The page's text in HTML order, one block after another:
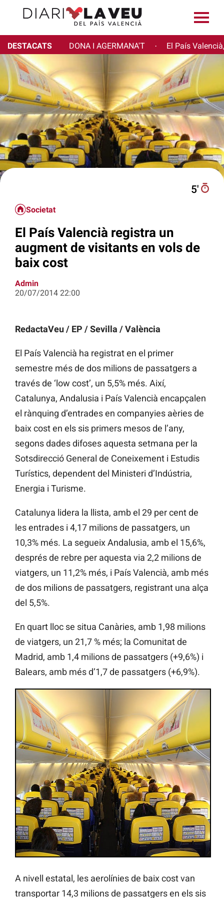
DESTACATS DONA I AGERMANA'T · El País
5′
Societat
El País Valencià registra un
augment de visitants en vols de
baix cost
Admin
20/07/2014 22:00
RedactaVeu / EP / Sevilla / València
El País Valencià ha registrat en el primer
semestre més de dos milions de passatgers a
través de ‘low cost’, un 5,5% més. Així,
Catalunya, Andalusia i País Valencià encapçalen
el rànquing d’entrades en companyies aèries de
baix cost en els sis primers mesos de l’any,
segons dades difoses aquesta setmana per la
Sotsdirecció General de Coneixement i Estudis
Turístics, dependent del Ministeri d’Indústria,
Energia i Turisme.
Catalunya lidera la llista, amb el 29 per cent de
les entrades i 4,17 milions de passatgers, un
10,3% més. La segueix Andalusia, amb el 15,6%,
després de rebre per aquesta via 2,2 milions de
viatgers, un 11,2% més, i País Valencià, amb més
de dos milions de passatgers, registrant una alça
del 5,5%.
En quart lloc se situa Canàries, amb 1,98 milions
de viatgers, un 21,7 % més; la Comunitat de
Madrid, amb 1,4 milions de passatgers (+9,6%) i
Balears, amb més d’1,7 de passatgers (+6,9%).
A nivell estatal, les aerolínies de baix cost van
transportar 14,3 milions de passatgers en els sis